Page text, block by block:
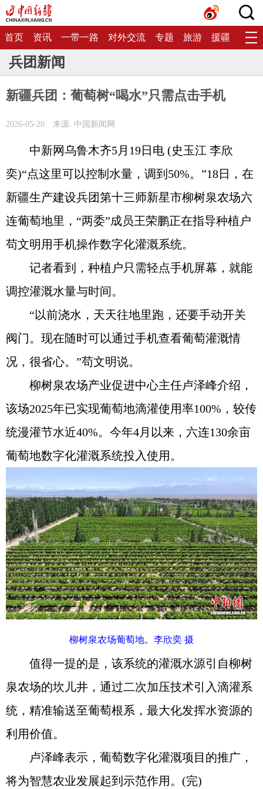
首页 资讯 一带一路 对外交流 专题 旅游 援疆 生态
兵团新闻
新疆兵团：葡萄树“喝水”只需点击手机
2026-05-20 来源: 中国新闻网
中新网乌鲁木齐5月19日电 (史玉江 李欣
奕)“点这里可以控制水量，调到50%。”18日，在
新疆生产建设兵团第十三师新星市柳树泉农场六
连葡萄地里，“两委”成员王荣鹏正在指导种植户
苟文明用手机操作数字化灌溉系统。
记者看到，种植户只需轻点手机屏幕，就能
调控灌溉水量与时间。
“以前浇水，天天往地里跑，还要手动开关
阀门。现在随时可以通过手机查看葡萄灌溉情
况，很省心。”苟文明说。
柳树泉农场产业促进中心主任卢泽峰介绍，
该场2025年已实现葡萄地滴灌使用率100%，较传
统漫灌节水近40%。今年4月以来，六连130余亩
葡萄地数字化灌溉系统投入使用。
柳树泉农场葡萄地。李欣奕 摄
值得一提的是，该系统的灌溉水源引自柳树
泉农场的坎儿井，通过二次加压技术引入滴灌系
统，精准输送至葡萄根系，最大化发挥水资源的
利用价值。
卢泽峰表示，葡萄数字化灌溉项目的推广，
将为智慧农业发展起到示范作用。(完)